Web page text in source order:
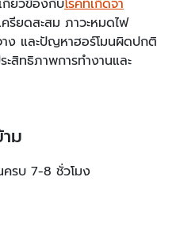
กี่ยวข้องกับโรคที่เกิดจา
ครียดสะสม ภาวะหมดไฟ
ง และปัญหาฮอร์โมนผิดปกติ
สิทธิภาพการทำงานและ
ม
รบ 7-8 ชั่วโมง